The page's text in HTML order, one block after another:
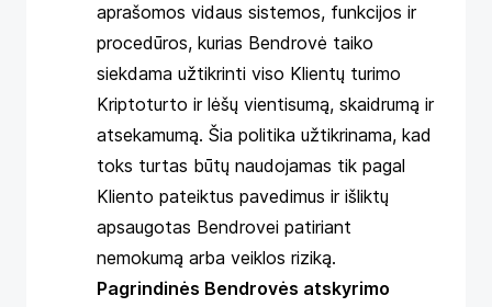
aprašomos vidaus sistemos, funkcijos ir
procedūros, kurias Bendrovė taiko
siekdama užtikrinti viso Klientų turimo
Kriptoturto ir lėšų vientisumą, skaidrumą ir
atsekamumą. Šia politika užtikrinama, kad
toks turtas būtų naudojamas tik pagal
Kliento pateiktus pavedimus ir išliktų
apsaugotas Bendrovei patiriant
nemokumą arba veiklos riziką.
Pagrindinės Bendrovės atskyrimo